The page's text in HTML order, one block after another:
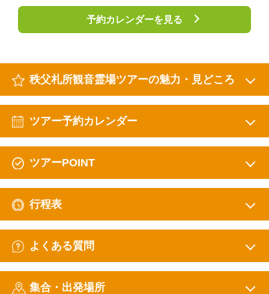
予約カレンダーを見る
秩父札所観音霊場ツアーの魅力・見どころ
ツアー予約カレンダー
ツアーPOINT
行程表
よくある質問
集合・出発場所